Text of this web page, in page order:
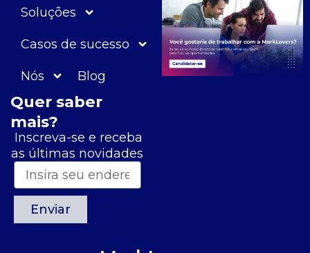
Soluções
Casos de sucesso
Nós Blog
Quer saber
mais?
Inscreva-se e receba
as últimas novidades
Enviar